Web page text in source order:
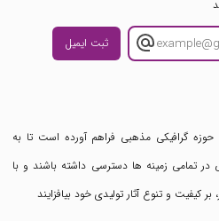
ثبت ایمیل
گرافیکی مذهبی فراهم آورده است تا به
در تمامی زمینه ها دسترسی داشته باشند و با
بر کیفیت و تنوع آثار تولیدی خود بیافزایند